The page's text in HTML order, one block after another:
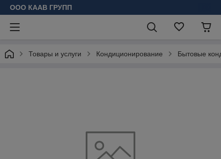
ООО КААВ ГРУПП
Товары и услуги Кондиционирование Бытовые